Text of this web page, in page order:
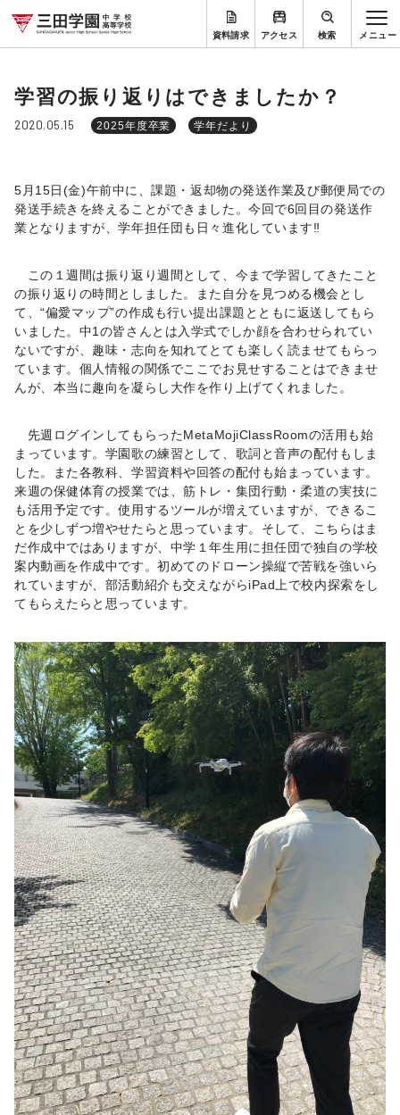
資料請求 アクセス 検索
学習の振り返りはできましたか？
2020.05.15 2025年度卒業 学年だより
5 月 15日 (金)午前中に、課題・返却物の発送作業及び郵便局での
発送手続きを終えることができました。今回で6回目の発送作
業となりますが、学年担任団も日々進化しています‼
この１週間は振り返り週間として、今まで学習してきたこと
の振り返りの時間としました。また自分を見つめる機会とし
て、“偏愛マップ”の作成も行い提出課題とともに返送してもら
いました。中1の皆さんとは入学式でしか顔を合わせられてい
ないですが、趣味・志向を知れてとても楽しく読ませてもらっ
ています。個人情報の関係でここでお見せすることはできませ
んが、本当に趣向を凝らし大作を作り上げてくれました。
先週ログインしてもらったMetaMojiClassRoomの活用も始
まっています。学園歌の練習として、歌詞と音声の配付もしま
した。また各教科、学習資料や回答の配付も始まっています。
来週の保健体育の授業では、筋トレ・集団行動・柔道の実技に
も活用予定です。使用するツールが増えていますが、できるこ
とを少しずつ増やせたらと思っています。そして、こちらはま
だ作成中ではありますが、中学１年生用に担任団で独自の学校
案内動画を作成中です。初めてのドローン操縦で苦戦を強いら
れていますが、部活動紹介も交えながらiPad上で校内探索をし
てもらえたらと思っています。